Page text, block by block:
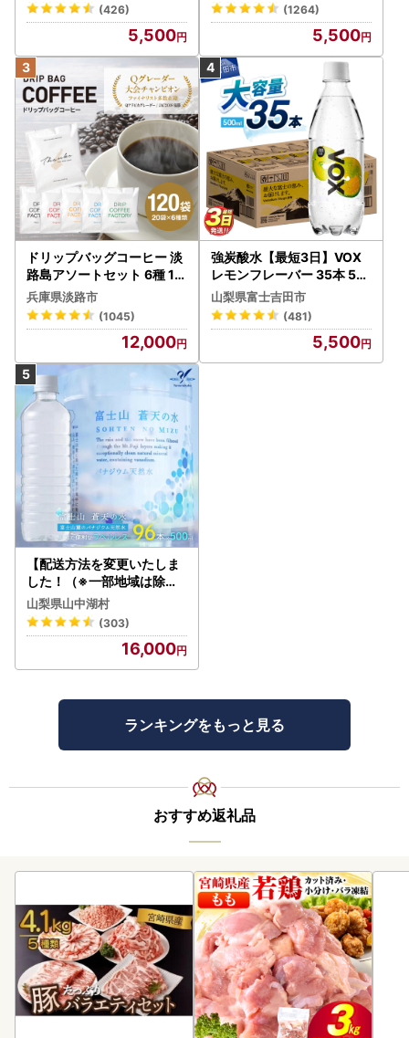
ートン】 炭酸
(426)
5,500
(1264)
5,500
ドリップバッグコーヒー 淡
路島アソートセット 6種 12
0袋 飲み比べ コーヒー
兵庫県淡路市
(1045)
12,000
強炭酸水【最短3日】VOX
レモンフレーバー 35本 50
0ml 【富士吉田市限定カー
トン】炭酸
山梨県富士吉田市
(481)
5,500
【配送方法を変更いたしま
した！（※一部地域は除く
）】＜ラベルレス＞富士山
蒼天の水 500ml×96本（４
ケース）YC001
山梨県山中湖村
(303)
16,000
ランキングをもっと見る
おすすめ返礼品